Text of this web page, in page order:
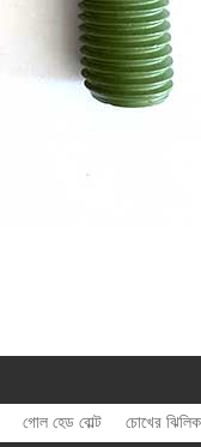
গোল হেড বোল্ট চোখের ঝিলিক